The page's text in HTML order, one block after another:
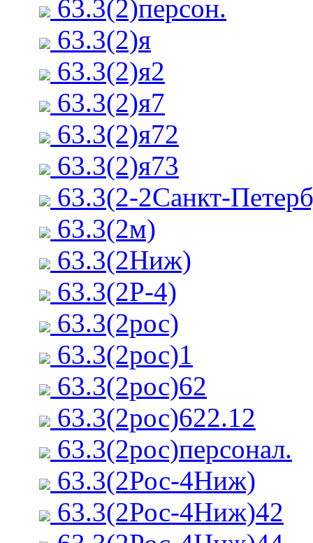
63.3(2)персон.
63.3(2)я
63.3(2)я2
63.3(2)я7
63.3(2)я72
63.3(2)я73
63.3(2-2Санкт-
63.3(2м)
63.3(2Ниж)
63.3(2Р-4)
63.3(2рос)
63.3(2рос)1
63.3(2рос)62
63.3(2рос)622.12
63.3(2рос)персонал.
63.3(2Рос-4Ниж)
63.3(2Рос-4Ниж)42